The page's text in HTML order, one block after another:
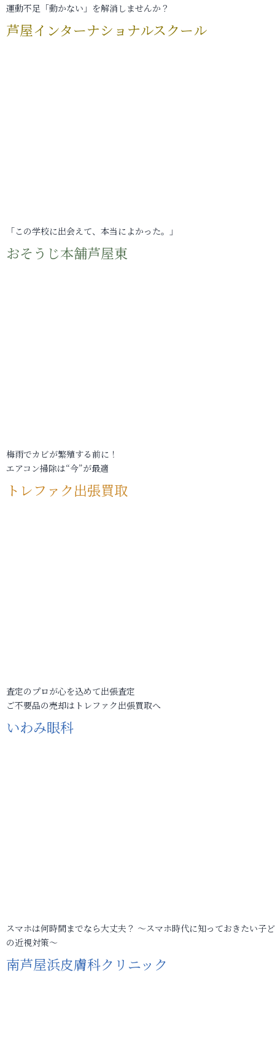
運動不足「動かない」を解消しませんか？
芦屋インターナショナルスクール
「この学校に出会えて、本当によかった。」
おそうじ本舗芦屋東
梅雨でカビが繁殖する前に！
エアコン掃除は“今”が最適
トレファク出張買取
査定のプロが心を込めて出張査定
ご不要品の売却はトレファク出張買取へ
いわみ眼科
スマホは何時間までなら大丈夫？ ～スマホ時代に知っておきたい子
の近視対策～
南芦屋浜皮膚科クリニック